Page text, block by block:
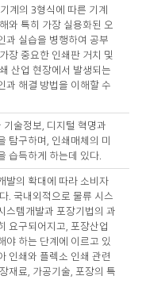
계의 3형식에 따른 기계
와 특히 가장 실용화된 오
과 실습을 병행하여 공부
장 중요한 인쇄판 거치 및
산업 현장에서 발생되는
과 해결 방법을 이해할 수
술정보, 디지털 혁명과
탐구하며, 인쇄매체의 미
습득하게 하는데 있다.
발의 확대에 따라 소비자
. 국내외적으로 물류 시스
스템개발과 포장기법의 과
요구되어지고, 포장산업
야 하는 단계에 이르고 있
인쇄와 플렉소 인쇄 관련
재료, 가공기술, 포장의 특